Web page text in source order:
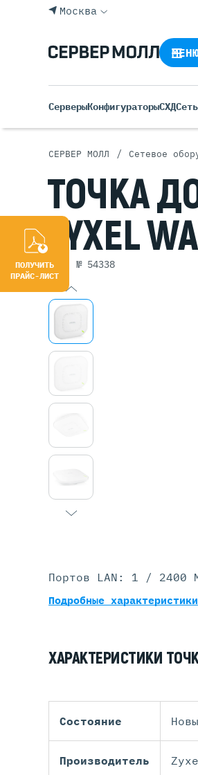
Москва
СерверыКонфигураторыСХДСеть
СЕРВЕР МОЛЛ / Сетевое
ТОЧКА
ZYXEL
арт. № 54338
Портов LAN: 1 / 2400
Подробные характеристики
ХАРАКТЕРИСТИКИ
Состояние
Производитель
ПОЛУЧИТЬ
ПРАЙС-ЛИСТ